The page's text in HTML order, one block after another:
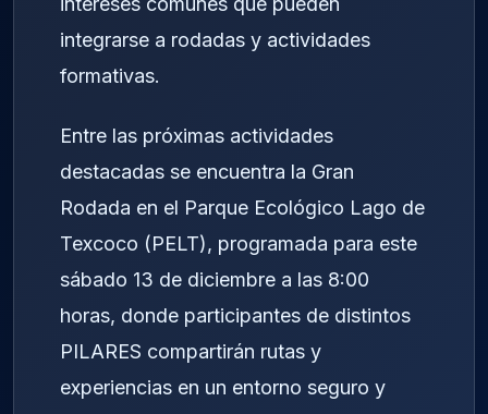
integrarse a rodadas y actividades
formativas.
Entre las próximas actividades
destacadas se encuentra la Gran
Rodada en el Parque Ecológico Lago de
Texcoco (PELT), programada para este
sábado 13 de diciembre a las 8:00
horas, donde participantes de distintos
PILARES compartirán rutas y
experiencias en un entorno seguro y